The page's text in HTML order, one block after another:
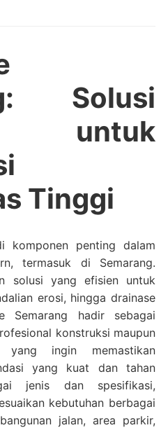
Solusi
untuk
Tinggi
komponen penting dalam
termasuk di Semarang.
solusi yang efisien untuk
erosi, hingga drainase
Semarang hadir sebagai
konstruksi maupun
yang ingin memastikan
yang kuat dan tahan
jenis dan spesifikasi,
kebutuhan berbagai
jalan, area parkir,